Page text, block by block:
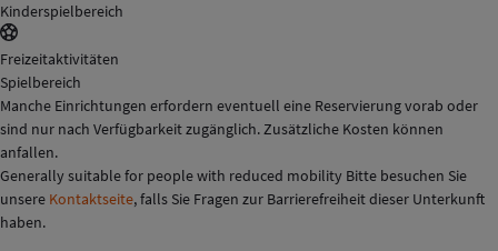
Kinderspielbereich
Freizeitaktivitäten
Spielbereich
Manche Einrichtungen erfordern eventuell eine Reservierung vorab oder
sind nur nach Verfügbarkeit zugänglich. Zusätzliche Kosten können
anfallen.
Generally suitable for people with reduced mobility Bitte besuchen Sie
unsere Kontaktseite, falls Sie Fragen zur Barrierefreiheit dieser Unterkunft
haben.